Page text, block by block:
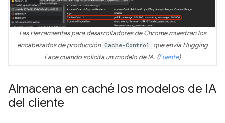
Las Herramientas para desarrolladores de Chrome muestran los
encabezados de producción Cache-Control que envía Hugging
Face cuando solicita un modelo de IA. (Fuente)
Almacena en caché los modelos de IA
del cliente